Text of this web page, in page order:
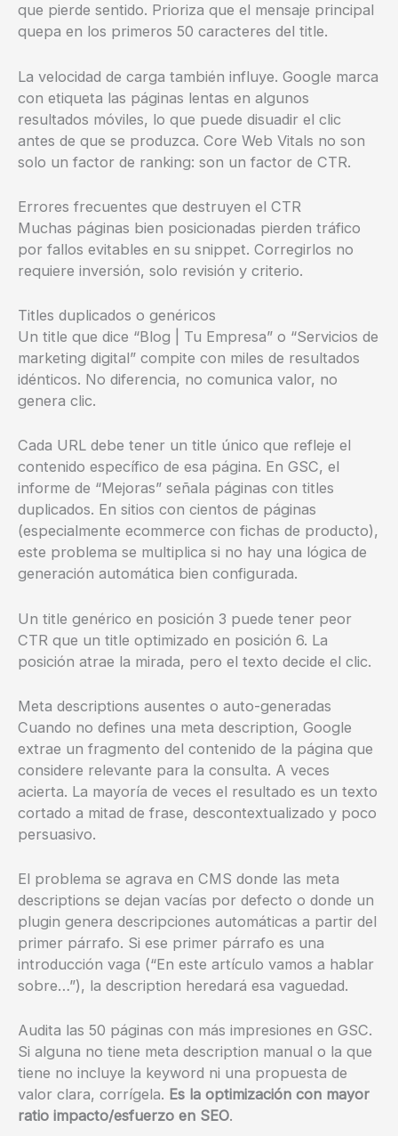
que pierde sentido. Prioriza que el mensaje principal
quepa en los primeros 50 caracteres del title.
La velocidad de carga también influye. Google marca
con etiqueta las páginas lentas en algunos
resultados móviles, lo que puede disuadir el clic
antes de que se produzca. Core Web Vitals no son
solo un factor de ranking: son un factor de CTR.
Errores frecuentes que destruyen el CTR
Muchas páginas bien posicionadas pierden tráfico
por fallos evitables en su snippet. Corregirlos no
requiere inversión, solo revisión y criterio.
Titles duplicados o genéricos
Un title que dice “Blog | Tu Empresa” o “Servicios de
marketing digital” compite con miles de resultados
idénticos. No diferencia, no comunica valor, no
genera clic.
Cada URL debe tener un title único que refleje el
contenido específico de esa página. En GSC, el
informe de “Mejoras” señala páginas con titles
duplicados. En sitios con cientos de páginas
(especialmente ecommerce con fichas de producto),
este problema se multiplica si no hay una lógica de
generación automática bien configurada.
Un title genérico en posición 3 puede tener peor
CTR que un title optimizado en posición 6. La
posición atrae la mirada, pero el texto decide el clic.
Meta descriptions ausentes o auto-generadas
Cuando no defines una meta description, Google
extrae un fragmento del contenido de la página que
considere relevante para la consulta. A veces
acierta. La mayoría de veces el resultado es un texto
cortado a mitad de frase, descontextualizado y poco
persuasivo.
El problema se agrava en CMS donde las meta
descriptions se dejan vacías por defecto o donde un
plugin genera descripciones automáticas a partir del
primer párrafo. Si ese primer párrafo es una
introducción vaga (“En este artículo vamos a hablar
sobre…”), la description heredará esa vaguedad.
Audita las 50 páginas con más impresiones en GSC.
Si alguna no tiene meta description manual o la que
tiene no incluye la keyword ni una propuesta de
valor clara, corrígela. Es la optimización con mayor
ratio impacto/esfuerzo en SEO.